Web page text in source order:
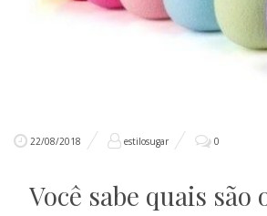
22/08/2018 estilosugar 0
Você sabe quais são